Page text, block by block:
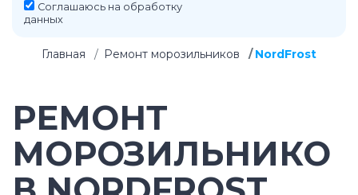
Соглашаюсь на обработку
данных
Главная Ремонт морозильников NordFrost
РЕМОНТ
МОРОЗИЛЬНИКО